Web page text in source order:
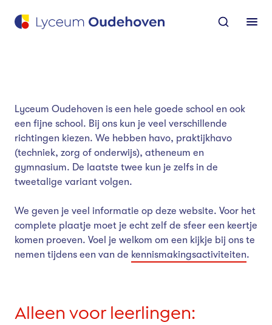
Go to the homepage
Lyceum Oudehoven is een hele goede school en ook
een fijne school. Bij ons kun je veel verschillende
richtingen kiezen. We hebben havo, praktijkhavo
(techniek, zorg of onderwijs), atheneum en
gymnasium. De laatste twee kun je zelfs in de
tweetalige variant volgen.
We geven je veel informatie op deze website. Voor het
complete plaatje moet je echt zelf de sfeer een keertje
komen proeven. Voel je welkom om een kijkje bij ons te
nemen tijdens een van de kennismakingsactiviteiten.
Alleen voor leerlingen: